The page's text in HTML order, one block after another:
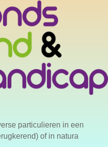
particulieren in een
of in natura